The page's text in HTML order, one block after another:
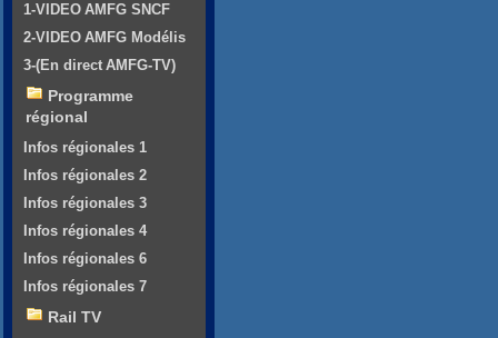
1-VIDEO AMFG SNCF
2-VIDEO AMFG Modélis
3-(En direct AMFG-TV)
Programme
régional
Infos régionales 1
Infos régionales 2
Infos régionales 3
Infos régionales 4
Infos régionales 6
Infos régionales 7
Rail TV